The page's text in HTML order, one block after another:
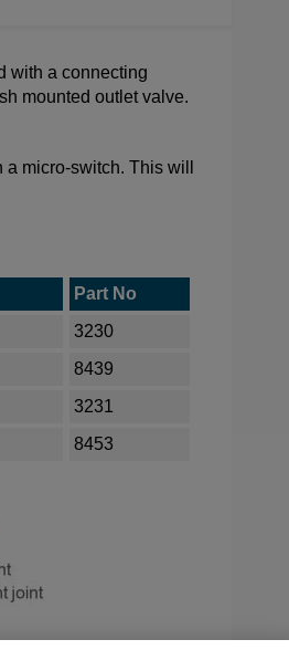
with a connecting
mounted outlet valve.
micro-switch. This will
Part No
3230
8439
3231
8453